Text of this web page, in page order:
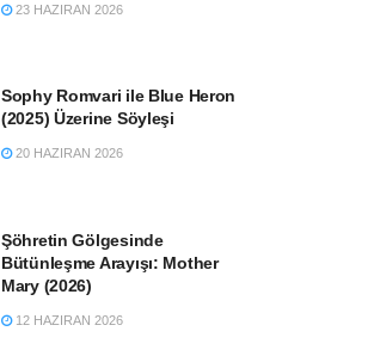
23 HAZIRAN 2026
Sophy Romvari ile Blue Heron
(2025) Üzerine Söyleşi
20 HAZIRAN 2026
Şöhretin Gölgesinde
Bütünleşme Arayışı: Mother
Mary (2026)
12 HAZIRAN 2026